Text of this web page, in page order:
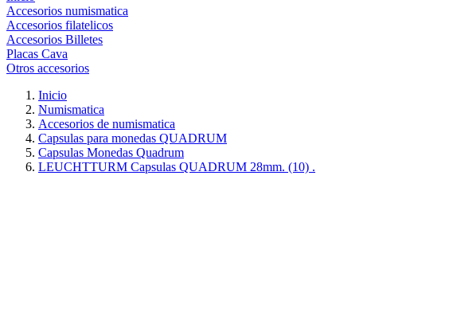
Accesorios numismatica
Accesorios filatelicos
Accesorios Billetes
Placas Cava
Otros accesorios
Inicio
Numismatica
Accesorios de numismatica
Capsulas para monedas QUADRUM
Capsulas Monedas Quadrum
LEUCHTTURM Capsulas QUADRUM 28mm. (10) .